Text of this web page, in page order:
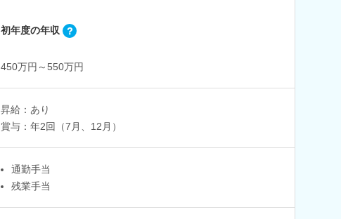
初年度の年収
450万円～550万円
昇給：あり
賞与：年2回（7月、12月）
通勤手当
残業手当